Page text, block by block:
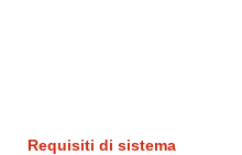
Requisiti di sistema